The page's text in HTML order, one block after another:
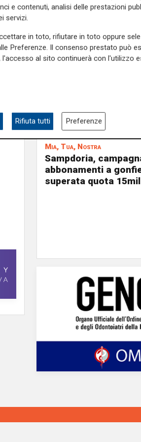
a
sito
sul
Mia, Tua, Nostra
Sampdoria,
abbonamenti a
superata quota
e contenuti, analisi delle prestazioni
servizi.
in toto, rifiutare in toto oppure
Preferenze. Il consenso prestato può
al sito continuerà con l'utilizzo
Rifiuta tutti Preferenze